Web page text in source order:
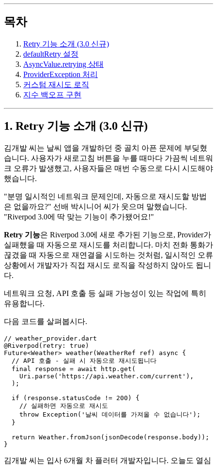
목차
Retry 기능 소개 (3.0 신규)
defaultRetry 설정
AsyncValue.retrying 상태
ProviderException 처리
커스텀 재시도 로직
지수 백오프 구현
1. Retry 기능 소개 (3.0 신규)
김개발 씨는 날씨 앱을 개발하던 중 골치 아픈 문제에 부딪혔
습니다. 사용자가 새로고침 버튼을 누를 때마다 가끔씩 네트워
크 오류가 발생했고, 사용자들은 매번 수동으로 다시 시도해야
했습니다.
"분명 일시적인 네트워크 문제인데, 자동으로 재시도할 방법
은 없을까요?" 선배 박시니어 씨가 웃으며 말했습니다.
"Riverpod 3.0에 딱 맞는 기능이 추가됐어요!"
Retry 기능은 Riverpod 3.0에 새로 추가된 기능으로, Provider가
실패했을 때 자동으로 재시도를 처리합니다. 마치 전화 통화가
끊겼을 때 자동으로 재연결을 시도하는 것처럼, 일시적인 오류
상황에서 개발자가 직접 재시도 로직을 작성하지 않아도 됩니
다.
네트워크 요청, API 호출 등 실패 가능성이 있는 작업에 특히
유용합니다.
다음 코드를 살펴봅시다.
// weather_provider.dart
@Riverpod(retry: true)
Future<Weather> weather(WeatherRef ref) async {
  // API 호출 - 실패 시 자동으로 재시도됩니다
  final response = await http.get(
    Uri.parse('https://api.weather.com/current'),
  );
  if (response.statusCode != 200) {
    // 실패하면 자동으로 재시도
    throw Exception('날씨 데이터를 가져올 수 없습니다');
  }
  return Weather.fromJson(jsonDecode(response.body));
김개발 씨는 입사 6개월 차 플러터 개발자입니다. 오늘도 열심